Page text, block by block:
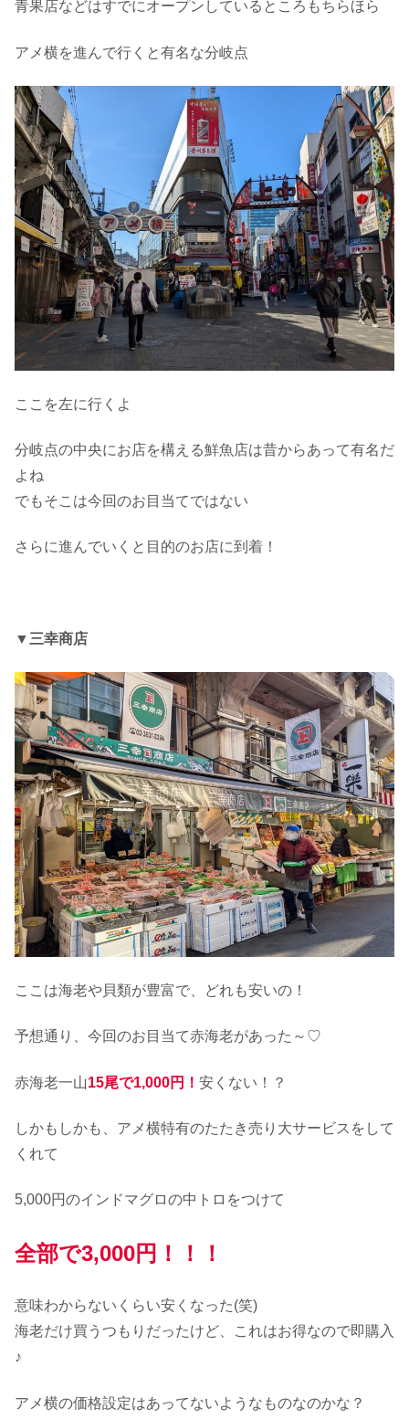
青果店などはすでにオープンしているところもちらほら
アメ横を進んで行くと有名な分岐点
ここを左に行くよ
分岐点の中央にお店を構える鮮魚店は昔からあって有名だ
よね
でもそこは今回のお目当てではない
さらに進んでいくと目的のお店に到着！
▼三幸商店
ここは海老や貝類が豊富で、どれも安いの！
予想通り、今回のお目当て赤海老があった～♡
赤海老一山15尾で1,000円！ 安くない！？
しかもしかも、アメ横特有のたたき売り大サービスをして
くれて
5,000円のインドマグロの中トロをつけて
全部で3,000円！！！
意味わからないくらい安くなった(笑)
海老だけ買うつもりだったけど、これはお得なので即購入
♪
アメ横の価格設定はあってないようなものなのかな？